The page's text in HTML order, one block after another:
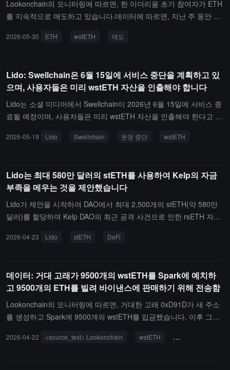
Lookonchain의 모니터링에 따르면, 한 이더리움 초기 참여자가 ETH
를 지속적으로 매도하고 있습니다.데이터에 따르면, 지난 주 동안 해
총 가치는 약 1억 3,625만 달러로, 평균 판매 가격은 약 2,041 달러/
2026-05-30 ETH wstETH 매도
Lido: Swellchain은 6월 15일에 서비스 중단을 계획하고 있
으며, 사용자들은 미리 wstETH 자산을 인출해야 합니다
Lido는 소셜 미디어에서 Swellchain이 2026년 6월 15일에 서비스 종
료될 예정이며, 사용자들은 미리 wstETH 자산을 인출해야 한다고 밝
며, 남아 있는 wstETH는 회수할 수 없을 수 있습니다.
2026-05-19 Lido Swellchain 운영 중단 wstETH
Lido는 최대 580만 달러의 stETH를 사용하여 Kelp의 자금
부족을 메우는 것을 제안했습니다
Lido가 제안을 시작하여 DAO에서 최대 2,500개의 stETH(약 580만
달러)를 할당하여 Kelp DAO의 최근 공격 사건으로 인한 rsETH 자산
용으로 인해 rsETH 준비금이 부족해졌으며, DeFi 생태계에서 금리
자금이 전체 부족이 완전히 보충될 경우에만 완전 복구 계획의 일환
으로 사용될 것임을 강조합니다. 이전에 Kelp DAO의 약 2.92억 달러
의 공격 사건은 Aave에 영향을 미쳐 부실 채권 문제를 일으켰으며,
총 잠금 가치(TVL)는 한때 80억 달러 가까이 하락했습니다.
2026-04-23 Lido stETH DeFi
데이터: 거대 고래가 9500개의 wstETH를 Spark에 예치하
고 9500개의 ETH를 빌려 바이낸스에 판매하기 위해 전송함
Lookonchain의 모니터링에 따르면, 거대한 고래 0xD91D가 새 주소
를 생성하고 Spark에 9500개의 wstETH를 입금했습니다. 이후 그는
낸스로 전송하여 판매했습니다. 동시에 그는 바이낸스에서 USDE를
2026-04-22 <source_text> Lookonchain wstETH Aave </